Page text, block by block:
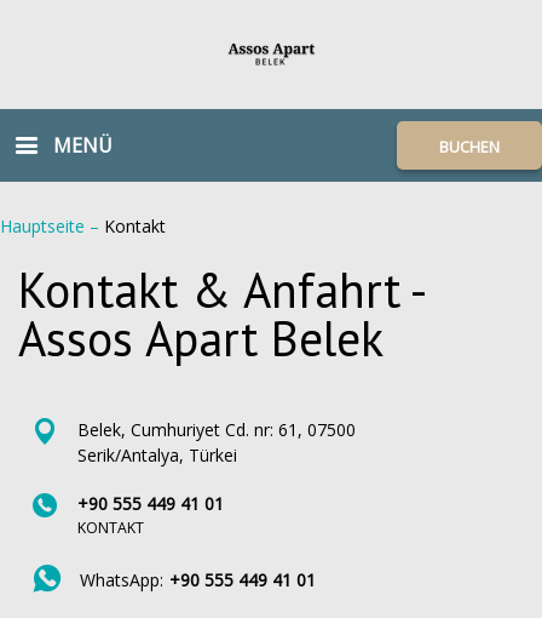
MENÜ BUCHEN
Hauptseite – Kontakt
Kontakt & Anfahrt -
Assos Apart Belek
Belek, Cumhuriyet Cd. nr: 61, 07500
Serik/Antalya, Türkei
+90 555 449 41 01
KONTAKT
WhatsApp: +90 555 449 41 01